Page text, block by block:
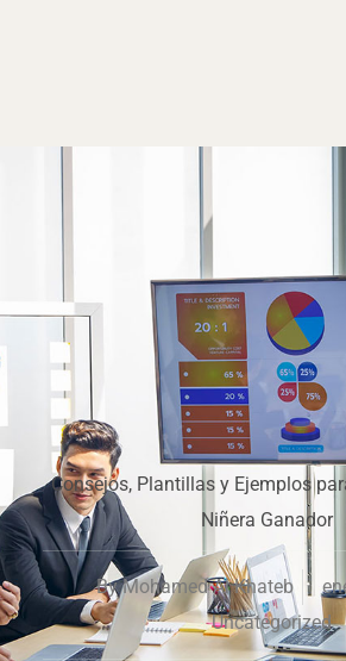
Consejos, Plantillas y Ejemplos
Niñera Ganador
ByMohamed Al Khateb
Uncategorized